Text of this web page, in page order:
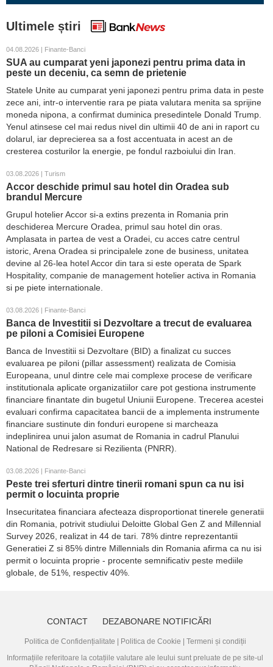
Ultimele știri
04.08.2026 | Finante-Banci
SUA au cumparat yeni japonezi pentru prima data in
peste un deceniu, ca semn de prietenie
Statele Unite au cumparat yeni japonezi pentru prima data in peste
zece ani, intr-o interventie rara pe piata valutara menita sa sprijine
moneda nipona, a confirmat duminica presedintele Donald Trump.
Yenul atinsese cel mai redus nivel din ultimii 40 de ani in raport cu
dolarul, iar deprecierea sa a fost accentuata in acest an de
cresterea costurilor la energie, pe fondul razboiului din Iran.
03.08.2026 | Turism
Accor deschide primul sau hotel din Oradea sub
brandul Mercure
Grupul hotelier Accor si-a extins prezenta in Romania prin
deschiderea Mercure Oradea, primul sau hotel din oras.
Amplasata in partea de vest a Oradei, cu acces catre centrul
istoric, Arena Oradea si principalele zone de business, unitatea
devine al 26-lea hotel Accor din tara si este operata de Spark
Hospitality, companie de management hotelier activa in Romania
si pe piete internationale.
03.08.2026 | Finante-Banci
Banca de Investitii si Dezvoltare a trecut de evaluarea
pe piloni a Comisiei Europene
Banca de Investitii si Dezvoltare (BID) a finalizat cu succes
evaluarea pe piloni (pillar assessment) realizata de Comisia
Europeana, unul dintre cele mai complexe procese de verificare
institutionala aplicate organizatiilor care pot gestiona instrumente
financiare finantate din bugetul Uniunii Europene. Trecerea acestei
evaluari confirma capacitatea bancii de a implementa instrumente
financiare sustinute din fonduri europene si marcheaza
indeplinirea unui jalon asumat de Romania in cadrul Planului
National de Redresare si Rezilienta (PNRR).
03.08.2026 | Finante-Banci
Peste trei sferturi dintre tinerii romani spun ca nu isi
permit o locuinta proprie
Insecuritatea financiara afecteaza disproportionat tinerele generatii
din Romania, potrivit studiului Deloitte Global Gen Z and Millennial
Survey 2026, realizat in 44 de tari. 78% dintre reprezentantii
Generatiei Z si 85% dintre Millennials din Romania afirma ca nu isi
permit o locuinta proprie - procente semnificativ peste mediile
globale, de 51%, respectiv 40%.
CONTACT DEZABONARE NOTIFICĂRI
Politica de Confidențialitate Politica de Cookie
Termeni și condiții
Informațiile referitoare la cotațiile valutare ale leului sunt preluate de pe site-ul